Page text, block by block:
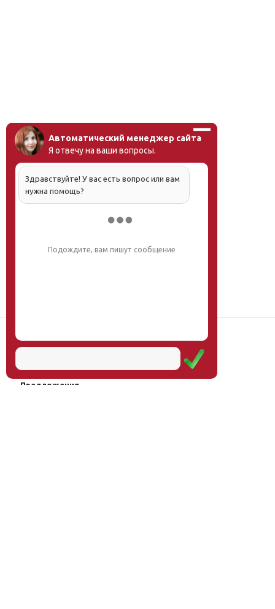
Научная школа
Услуги
Предложения
Автоматический менеджер сайта
Я отвечу на ваши вопросы.
Здравствуйте! У вас есть вопрос или вам
нужна помощь?
Напишите, что вас интересует, и мы вам